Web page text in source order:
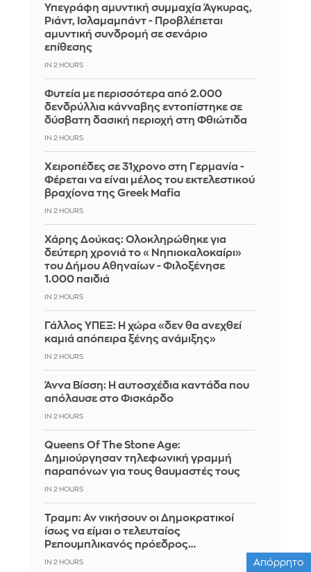
Υπεγράφη αμυντική συμμαχία Άγκυρας,
Ριάντ, Ισλαμαμπάντ - Προβλέπεται
αμυντική συνδρομή σε σενάριο
επίθεσης
IN 2 HOURS
Φυτεία με περισσότερα από 2.000
δενδρύλλια κάνναβης εντοπίστηκε σε
δύσβατη δασική περιοχή στη Φθιώτιδα
IN 2 HOURS
Χειροπέδες σε 31χρονο στη Γερμανία -
Φέρεται να είναι μέλος του εκτελεστικού
βραχίονα της Greek Mafia
IN 2 HOURS
Χάρης Δούκας: Ολοκληρώθηκε για
δεύτερη χρονιά το «Νηπιοκαλοκαίρι»
του Δήμου Αθηναίων - Φιλοξένησε
1.000 παιδιά
IN 2 HOURS
Γάλλος ΥΠΕΞ: Η χώρα «δεν θα ανεχθεί
καμιά απόπειρα ξένης ανάμιξης»
IN 2 HOURS
Άννα Βίσση: Η αυτοσχέδια καντάδα που
απόλαυσε στο Φισκάρδο
IN 2 HOURS
Queens Of The Stone Age:
Δημιούργησαν τηλεφωνική γραμμή
παραπόνων για τους θαυμαστές τους
IN 2 HOURS
Τραμπ: Αν νικήσουν οι Δημοκρατικοί
ίσως να είμαι ο τελευταίος
Ρεπουμπλικανός πρόεδρος…
IN 2 HOURS Απόρρητο